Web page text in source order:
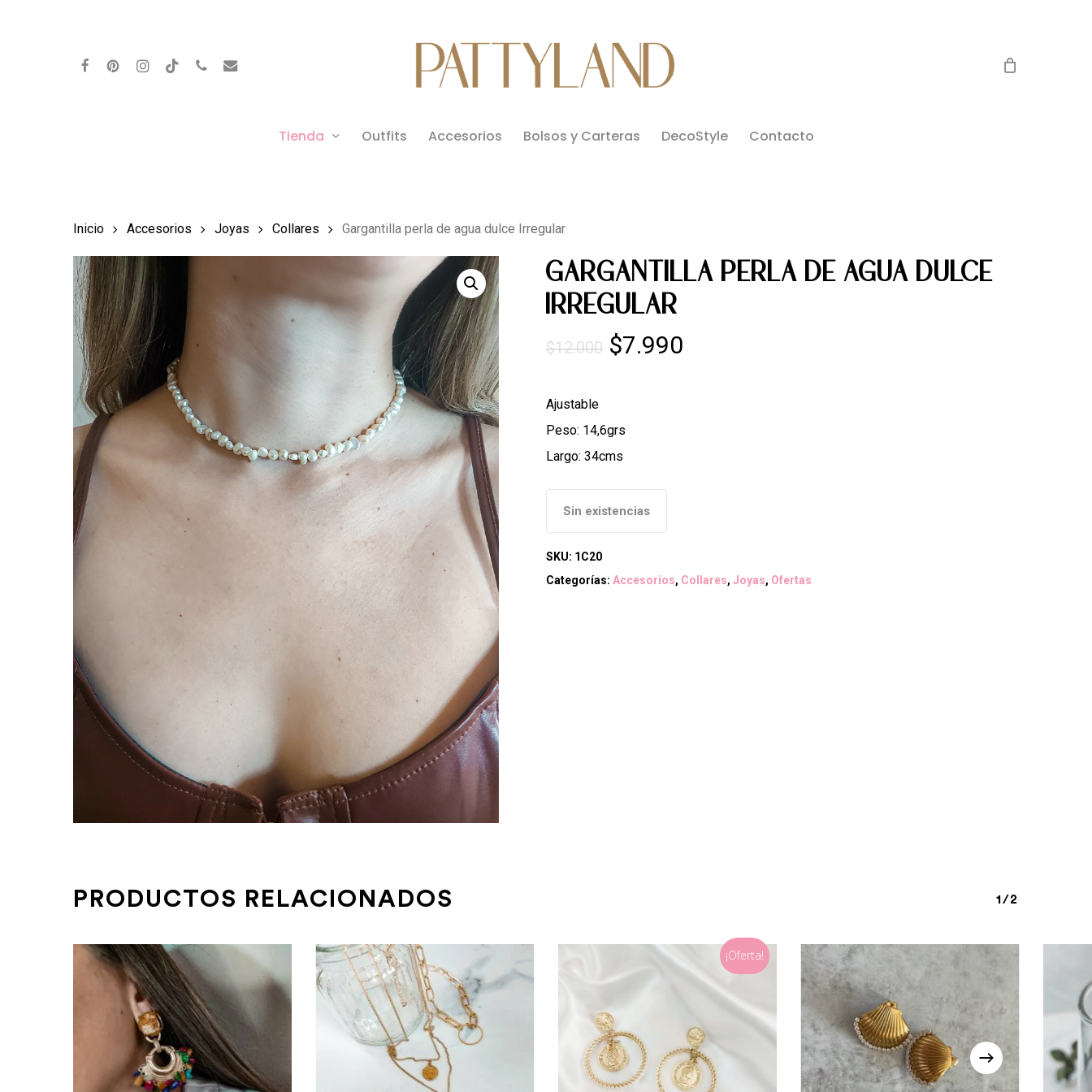
facebookpinterestinstagram
behancephoneemail
Tienda Outfits Accesorios Bolsos y Carteras DecoStyle Contacto
Inicio Accesorios Joyas Collares Gargantilla perla de agua dulce Irregular
GARGANTILLA PERLA DE AGUA DULCE
IRREGULAR
$12.000 El
$12.000.
$7.990El
Ajustable
Peso: 14,6grs
Largo: 34cms
Sin existencias
SKU: 1C20
Categorías: Accesorios, Collares, Joyas, Ofertas
PRODUCTOS RELACIONADOS 1/2
¡Oferta!